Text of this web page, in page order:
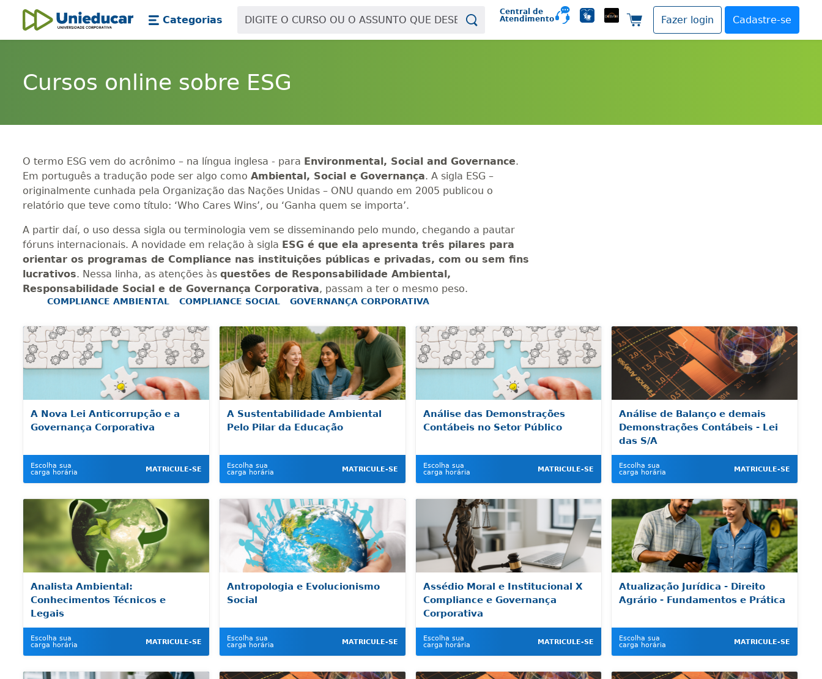
Skip main navigation
Skip to main content
Unieducar
Categorias
Central de
Atendimento
Carrinho de compras
Fazer login Cadastre-se
Cursos online sobre ESG
O termo ESG vem do acrônimo – na língua inglesa - para Environmental, Social and Governance.
Em português a tradução pode ser algo como Ambiental, Social e Governança. A sigla ESG –
originalmente cunhada pela Organização das Nações Unidas – ONU quando em 2005 publicou o
relatório que teve como título: ‘Who Cares Wins’, ou ‘Ganha quem se importa’.
A partir daí, o uso dessa sigla ou terminologia vem se disseminando pelo mundo, chegando a pautar
fóruns internacionais. A novidade em relação à sigla ESG é que ela apresenta três pilares para
orientar os programas de Compliance nas instituições públicas e privadas, com ou sem fins
lucrativos. Nessa linha, as atenções às questões de Responsabilidade Ambiental,
Responsabilidade Social e de Governança Corporativa, passam a ter o mesmo peso.
COMPLIANCE AMBIENTAL COMPLIANCE SOCIAL GOVERNANÇA CORPORATIVA
A Nova Lei Anticorrupção e a
Governança Corporativa
Escolha sua
carga horária
MATRICULE-SE
A Sustentabilidade Ambiental
Pelo Pilar da Educação
Escolha sua
carga horária
MATRICULE-SE
Análise das Demonstrações
Contábeis no Setor Público
Escolha sua
carga horária
MATRICULE-SE
Análise de Balanço e demais
Demonstrações Contábeis - Lei
das S/A
Escolha sua
carga horária
MATRICULE-SE
Analista Ambiental:
Conhecimentos Técnicos e
Legais
Escolha sua
carga horária
MATRICULE-SE
Antropologia e Evolucionismo
Social
Escolha sua
carga horária
MATRICULE-SE
Assédio Moral e Institucional X
Compliance e Governança
Corporativa
Escolha sua
carga horária
MATRICULE-SE
Atualização Jurídica - Direito
Agrário - Fundamentos e Prática
Escolha sua
carga horária
MATRICULE-SE